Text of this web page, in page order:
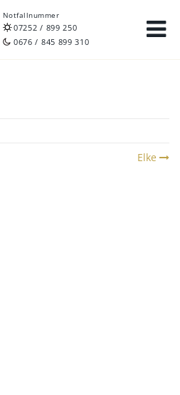
Notfallnummer
07252 / 899 250
0676 / 845 899 310
Elke